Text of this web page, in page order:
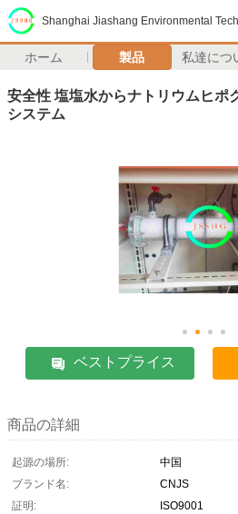
Shanghai Jiashang Environmental
ホーム 製品 私達につ
安全性 塩塩水からナトリウムヒポ
システム
ベストプライス
商品の詳細
起源の場所:
中国
ブランド名:
CNJS
証明:
ISO9001